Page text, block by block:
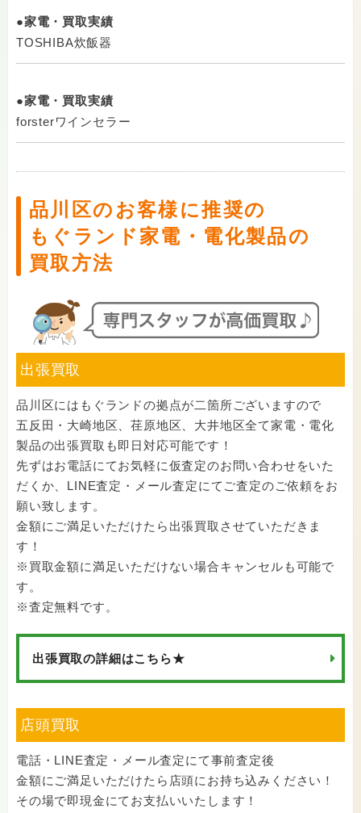
●家電・買取実績
TOSHIBA炊飯器
●家電・買取実績
forsterワインセラー
品川区のお客様に推奨の
もぐランド家電・電化製品の
買取方法
出張買取
品川区にはもぐランドの拠点が二箇所ございますので
五反田・大崎地区、荏原地区、大井地区全て家電・電化
製品の出張買取も即日対応可能です！
先ずはお電話にてお気軽に仮査定のお問い合わせをいた
だくか、LINE査定・メール査定にてご査定のご依頼をお
願い致します。
金額にご満足いただけたら出張買取させていただきま
す！
※買取金額に満足いただけない場合キャンセルも可能で
す。
※査定無料です。
出張買取の詳細はこちら★
店頭買取
電話・LINE査定・メール査定にて事前査定後
金額にご満足いただけたら店頭にお持ち込みください！
その場で即現金にてお支払いいたします！